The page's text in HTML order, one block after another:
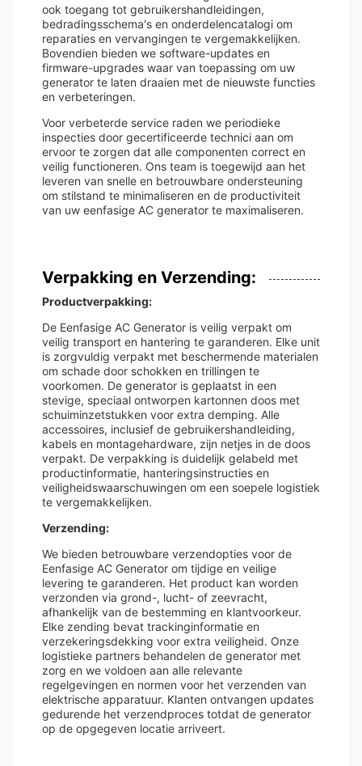
ook toegang tot gebruikershandleidingen,
bedradingsschema's en onderdelencatalogi om
reparaties en vervangingen te vergemakkelijken.
Bovendien bieden we software-updates en
firmware-upgrades waar van toepassing om uw
generator te laten draaien met de nieuwste functies
en verbeteringen.
Voor verbeterde service raden we periodieke
inspecties door gecertificeerde technici aan om
ervoor te zorgen dat alle componenten correct en
veilig functioneren. Ons team is toegewijd aan het
leveren van snelle en betrouwbare ondersteuning
om stilstand te minimaliseren en de productiviteit
van uw eenfasige AC generator te maximaliseren.
Verpakking en Verzending:
Productverpakking:
De Eenfasige AC Generator is veilig verpakt om
veilig transport en hantering te garanderen. Elke unit
is zorgvuldig verpakt met beschermende materialen
om schade door schokken en trillingen te
voorkomen. De generator is geplaatst in een
stevige, speciaal ontworpen kartonnen doos met
schuiminzetstukken voor extra demping. Alle
accessoires, inclusief de gebruikershandleiding,
kabels en montagehardware, zijn netjes in de doos
verpakt. De verpakking is duidelijk gelabeld met
productinformatie, hanteringsinstructies en
veiligheidswaarschuwingen om een soepele logistiek
te vergemakkelijken.
Verzending:
We bieden betrouwbare verzendopties voor de
Eenfasige AC Generator om tijdige en veilige
levering te garanderen. Het product kan worden
verzonden via grond-, lucht- of zeevracht,
afhankelijk van de bestemming en klantvoorkeur.
Elke zending bevat trackinginformatie en
verzekeringsdekking voor extra veiligheid. Onze
logistieke partners behandelen de generator met
zorg en we voldoen aan alle relevante
regelgevingen en normen voor het verzenden van
elektrische apparatuur. Klanten ontvangen updates
gedurende het verzendproces totdat de generator
op de opgegeven locatie arriveert.